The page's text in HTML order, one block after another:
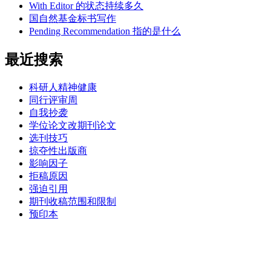
With Editor 的状态持续多久
国自然基金标书写作
Pending Recommendation 指的是什么
最近搜索
科研人精神健康
同行评审周
自我抄袭
学位论文改期刊论文
选刊技巧
掠夺性出版商
影响因子
拒稿原因
强迫引用
期刊收稿范围和限制
预印本